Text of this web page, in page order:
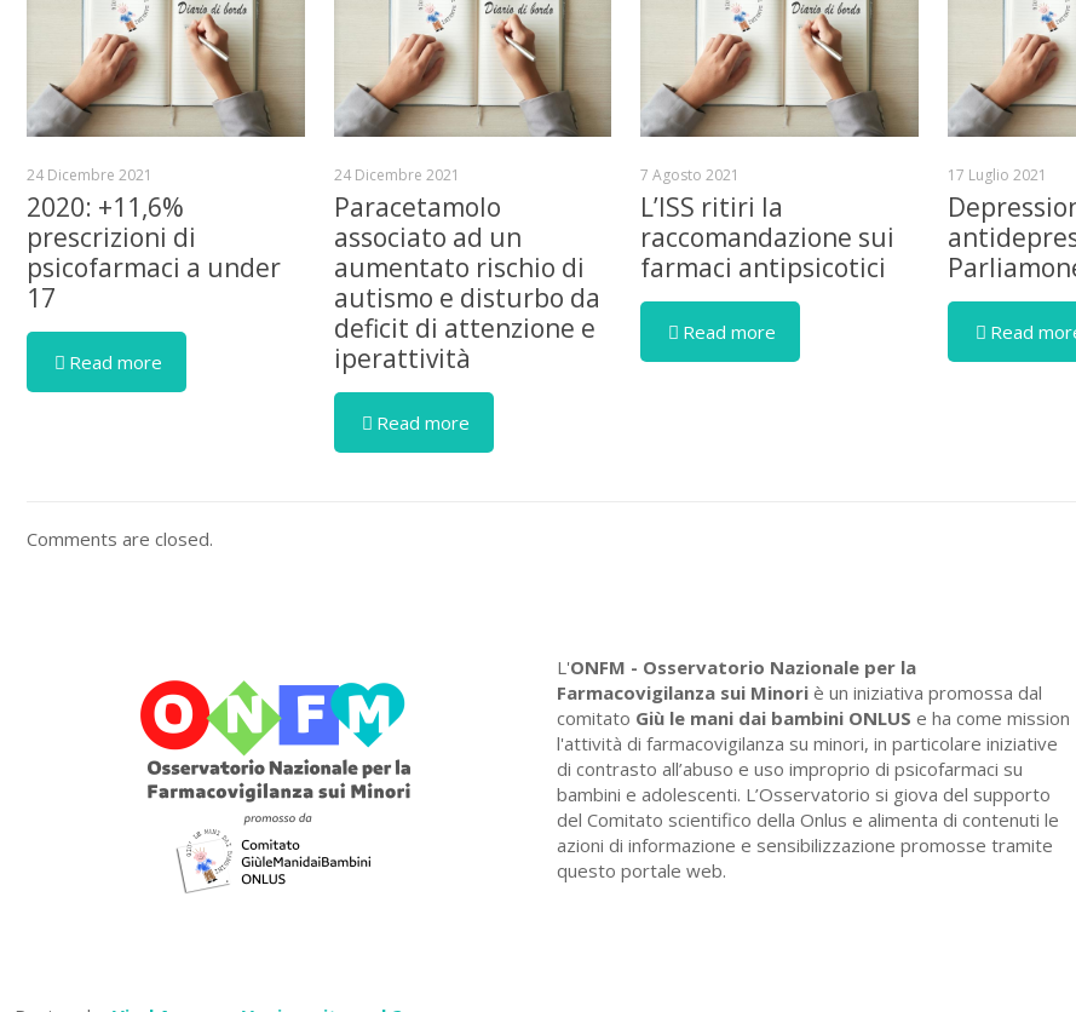
24 Dicembre 2021
2020: +11,6%
prescrizioni di
psicofarmaci a under
17
Read more
24 Dicembre 2021
Paracetamolo
associato ad un
aumentato rischio di
autismo e disturbo da
deficit di attenzione e
iperattività
Read more
7 Agosto 2021
L’ISS ritiri la
raccomandazione sui
farmaci antipsicotici
Read more
17 Luglio 2021
Read
Comments are closed.
L'ONFM - Osservatorio Nazionale per la
Farmacovigilanza sui Minori è un iniziativa promossa dal
comitato Giù le mani dai bambini ONLUS e ha come mission
l'attività di farmacovigilanza su minori, in particolare iniziative
di contrasto all’abuso e uso improprio di psicofarmaci su
bambini e adolescenti. L’Osservatorio si giova del supporto
del Comitato scientifico della Onlus e alimenta di contenuti le
azioni di informazione e sensibilizzazione promosse tramite
questo portale web.